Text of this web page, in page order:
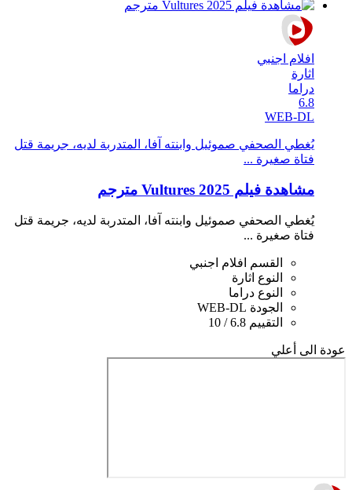
افلام اجنبي
اثارة
دراما
6.8
WEB-DL
يُغطي الصحفي صموئيل وابنته آفا، المتدربة لديه، جريمة قتل
فتاة صغيرة ...
مشاهدة فيلم Vultures 2025 مترجم
يُغطي الصحفي صموئيل وابنته آفا، المتدربة لديه، جريمة قتل
فتاة صغيرة ...
القسم
افلام اجنبي
النوع اثارة
النوع دراما
الجودة WEB-DL
التقييم 6.8 / 10
عودة الى أعلي